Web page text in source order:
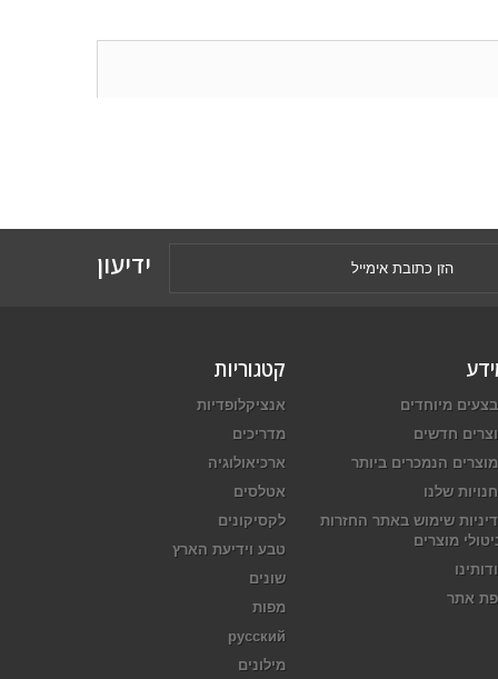
ידיעון
קטגוריות
אנציקלופדיות
מדריכים
ארכיאולוגיה
אטלסים
לקסיקונים
טבע וידיעת הארץ
שונים
מפות
русский
מילונים
מיוחדים
חדשים
הנמכרים ביותר
שלנו
שימוש באתר החזרות
מוצרים
אתר